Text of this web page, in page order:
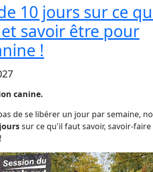
10 jours sur ce
savoir être pour
!
canine.
de se libérer un jour par semaine,
sur ce qu'il faut savoir, savoir-faire